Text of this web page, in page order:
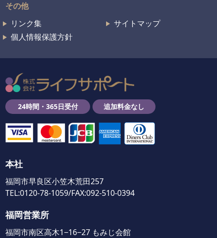
その他
リンク集
サイトマップ
個人情報保護方針
24時間・365日受付 追加料金なし
本社
福岡市早良区小笠木荒田257
TEL:0120-78-1059/FAX:092-510-0394
福岡営業所
福岡市南区高木1−16−27 もみじ会館